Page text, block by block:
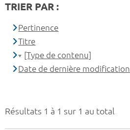
Résultats 1 à 1 sur 1 au total
TRIER PAR :
Pertinence
Titre
[Type de contenu]
Date de dernière modification